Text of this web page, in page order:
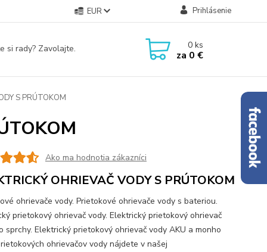
EUR Prihlásenie
si rady? Zavolajte. 0ks
za 0 €
S PRÚTOKOM
Ako ma hodnotia zákazníci
OHRIEVAČ VODY S PRÚTOKOM
ohrievače vody. Prietokové ohrievače vody s bateriou.
prietokový ohrievač vody. Elektrický prietokový ohrievač
sprchy. Elektrický prietokový ohrievač vody AKU a monho
ohrievačov vody nájdete v našej